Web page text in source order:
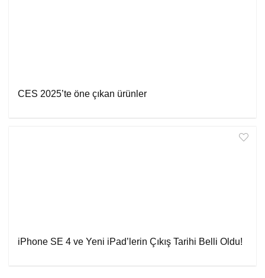
CES 2025’te öne çıkan ürünler
iPhone SE 4 ve Yeni iPad’lerin Çıkış Tarihi Belli Oldu!